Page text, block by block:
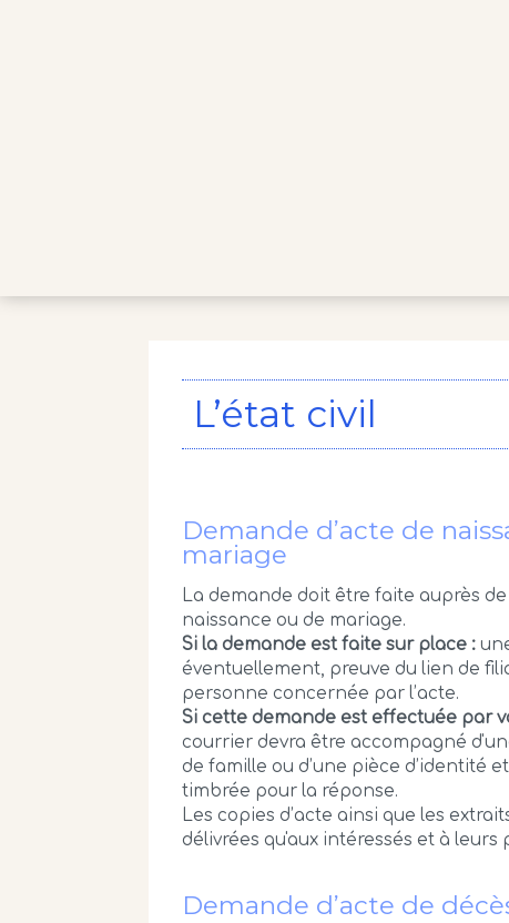
L’état civil
Demande d’acte de
mariage
La demande doit être faite auprès
naissance ou de mariage.
Si la demande est faite sur place :
éventuellement, preuve du lien de
personne concernée par l’acte.
Si cette demande est effectuée par
courrier devra être accompagné
de famille ou d’une pièce d’identité
timbrée pour la réponse.
Les copies d’acte ainsi que les
délivrées qu'aux intéressés et à
Demande d’acte de